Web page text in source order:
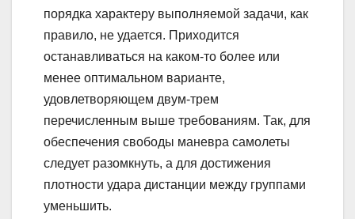
порядка характеру выполняемой задачи, как
правило, не удается. Приходится
останавливаться на каком-то более или
менее оптимальном варианте,
удовлетворяющем двум-трем
перечисленным выше требованиям. Так, для
обеспечения свободы маневра самолеты
следует разомкнуть, а для достижения
плотности удара дистанции между группами
уменьшить.